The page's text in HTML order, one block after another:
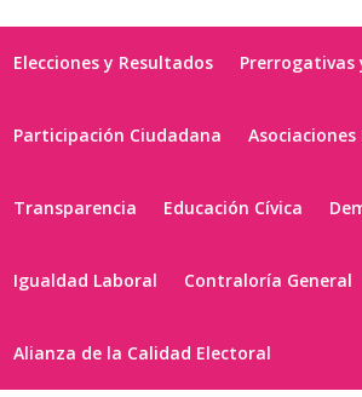
Elecciones y Resultados Prerrogativas
Participación Ciudadana Asociaciones
Transparencia Educación Cívica
Igualdad Laboral Contraloría General
Alianza de la Calidad Electoral